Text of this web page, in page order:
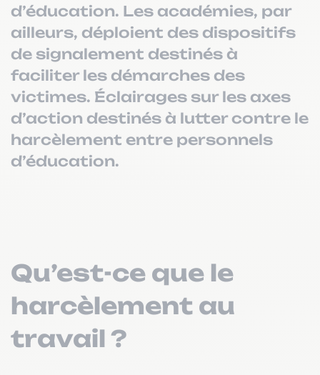
d’éducation. Les académies, par
ailleurs, déploient des dispositifs
de signalement destinés à
faciliter les démarches des
victimes. Éclairages sur les axes
d’action destinés à lutter contre le
harcèlement entre personnels
d’éducation.
Qu’est-ce que le
harcèlement au
travail ?